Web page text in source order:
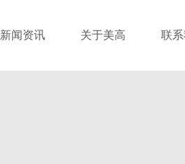
新闻资讯 关于美高 联